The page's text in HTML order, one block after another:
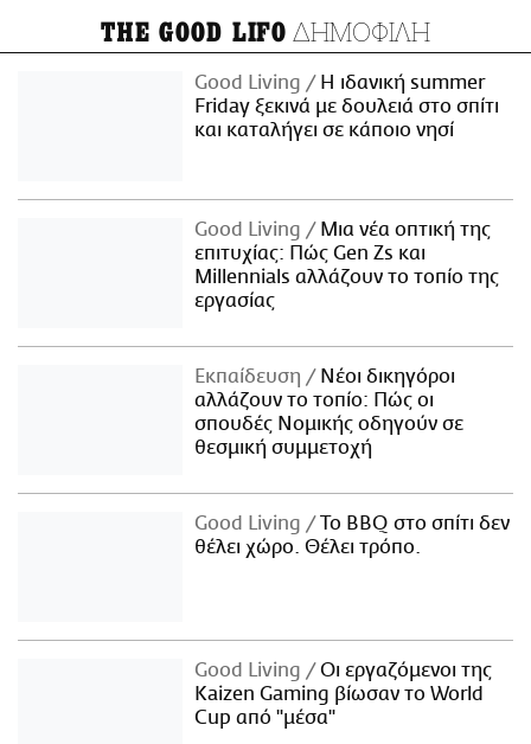
THE GOOD LIFO ΔΗΜΟΦΙΛΗ
Good Living
Η ιδανική summer
Friday ξεκινά με δουλειά στο σπίτι
και καταλήγει σε κάποιο νησί
Good Living
Μια νέα οπτική της
επιτυχίας: Πώς Gen Zs και
Millennials αλλάζουν το τοπίο της
εργασίας
Εκπαίδευση
Νέοι δικηγόροι
αλλάζουν το τοπίο: Πώς οι
σπουδές Νομικής οδηγούν σε
θεσμική συμμετοχή
Good Living
Το BBQ στο σπίτι δεν
θέλει χώρο. Θέλει τρόπο.
Good Living
Οι εργαζόμενοι της
Kaizen Gaming βίωσαν το World
Cup από "μέσα"